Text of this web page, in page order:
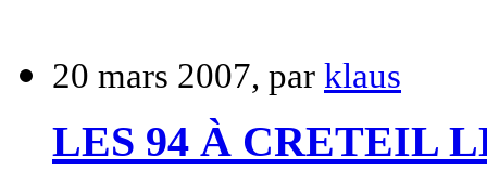
20 mars 2007, par klaus
LES 94 À CRETEIL